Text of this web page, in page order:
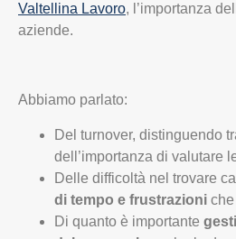
Valtellina Lavoro, l’importanza
aziende.
Abbiamo parlato:
Del turnover, distinguendo
dell’importanza di valutare
Delle difficoltà nel trovare
di tempo e frustrazioni
Di quanto è importante